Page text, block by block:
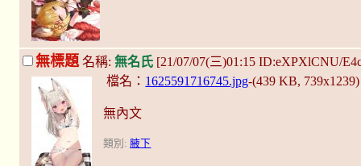
無標題 名稱: 無名氏 [21/07/07(三)01:15 ID:eXPXlCNU/
檔名： 1625591716745.jpg-(439 KB,
無內文
類別: 腋下